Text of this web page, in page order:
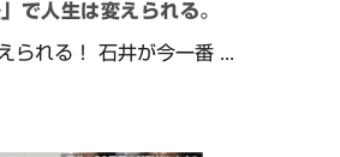
で人生は変えられる。
られる！ 石井が今一番 ...